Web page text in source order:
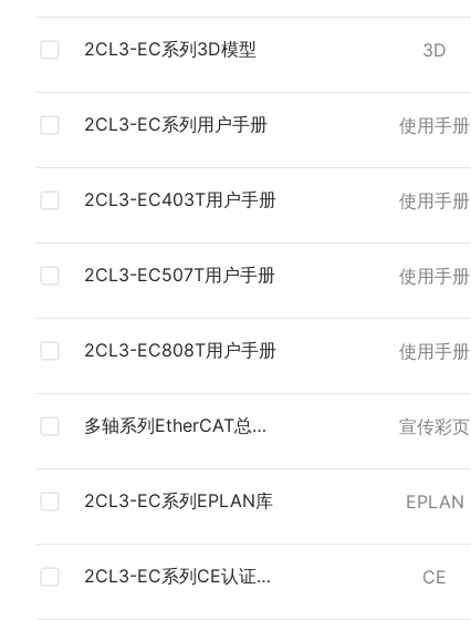
2CL3-EC系列3D模型 3D
2CL3-EC系列用户手册 使用手册
2CL3-EC403T用户手册 使用手册
2CL3-EC507T用户手册 使用手册
2CL3-EC808T用户手册 使用手册
多轴系列EtherCAT总线
宣传彩页
2CL3-EC系列EPLAN库 EPLAN
2CL3-EC系列CE认证资
CE